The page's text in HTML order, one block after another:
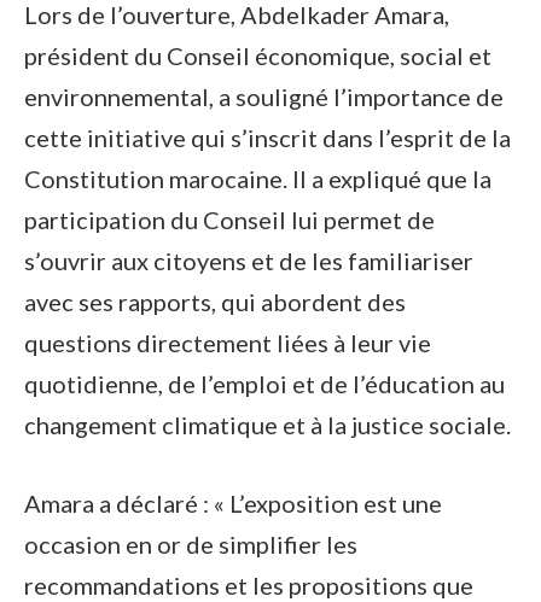
Lors de l’ouverture, Abdelkader Amara,
président du Conseil économique, social et
environnemental, a souligné l’importance de
cette initiative qui s’inscrit dans l’esprit de la
Constitution marocaine. Il a expliqué que la
participation du Conseil lui permet de
s’ouvrir aux citoyens et de les familiariser
avec ses rapports, qui abordent des
questions directement liées à leur vie
quotidienne, de l’emploi et de l’éducation au
changement climatique et à la justice sociale.
Amara a déclaré : « L’exposition est une
occasion en or de simplifier les
recommandations et les propositions que